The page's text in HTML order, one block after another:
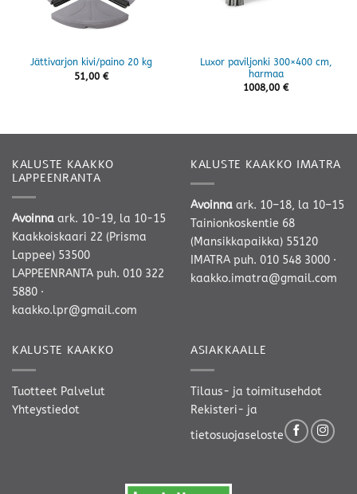
Jättivarjon kivi/paino 20 kg
51,00 €
Luxor paviljonki 300×400 cm,
harmaa
1008,00 €
KALUSTE KAAKKO
LAPPEENRANTA
Avoinna ark. 10-19, la 10-15
Kaakkoiskaari 22 (Prisma
Lappee) 53500
LAPPEENRANTA puh. 010 322
5880 ·
kaakko.lpr@gmail.com
KALUSTE KAAKKO IMATRA
Avoinna ark. 10–18, la 10–15
Tainionkoskentie 68
(Mansikkapaikka) 55120
IMATRA puh. 010 548 3000 ·
kaakko.imatra@gmail.com
KALUSTE KAAKKO
Tuotteet Palvelut
Yhteystiedot
ASIAKKAALLE
Tilaus- ja toimitusehdot
Rekisteri- ja
tietosuojaseloste